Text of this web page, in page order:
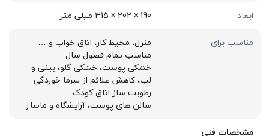
ابعاد
190 × 202 × 315 میلی متر
مناسب برای
منزل، محیط کار، اتاق خواب و …
مناسب تمام فصول سال
خشکی پوست، خشکی گلو، بینی و
لب، کاهش علائم از سرما خوردگی
رطوبت ساز اتاق کودک
سالن های پوست، آرایشگاه و ماساژ
مشخصات فنی